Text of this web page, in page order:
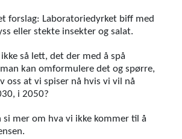
forslag: Laboratoriedyrket biff med
eller stekte insekter og salat.
så lett, det der med å spå
kan omformulere det og spørre,
oss at vi spiser nå hvis vi vil nå
i 2050?
si mer om hva vi ikke kommer til å